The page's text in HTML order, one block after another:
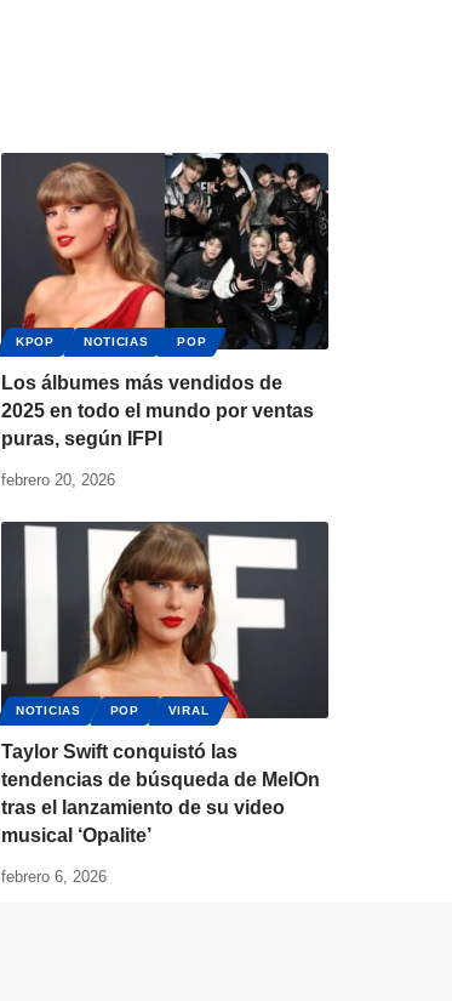
KPOP NOTICIAS POP
Los álbumes más vendidos de
2025 en todo el mundo por ventas
puras, según IFPI
febrero 20, 2026
NOTICIAS POP VIRAL
Taylor Swift conquistó las
tendencias de búsqueda de MelOn
tras el lanzamiento de su video
musical ‘Opalite’
febrero 6, 2026